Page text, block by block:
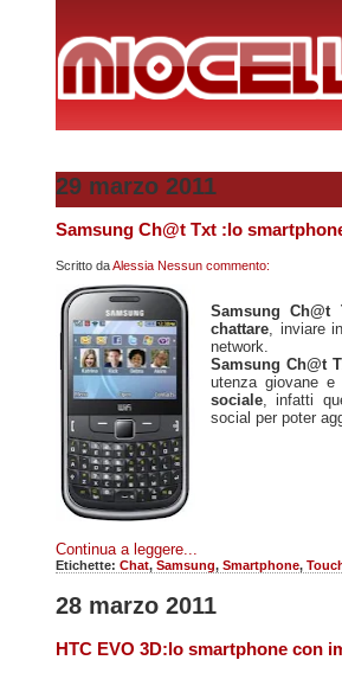
29 marzo 2011
Samsung Ch@t Txt :lo
Scritto daAlessia Nessun commento:
Samsung
chattare , inviare
network.
Samsung Ch@t
utenza giovane
sociale , infatti
social per poter
Continua a leggere...
Etichette: Chat, Samsung, Smartphone,
28 marzo 2011
HTC EVO 3D:lo smartphone con